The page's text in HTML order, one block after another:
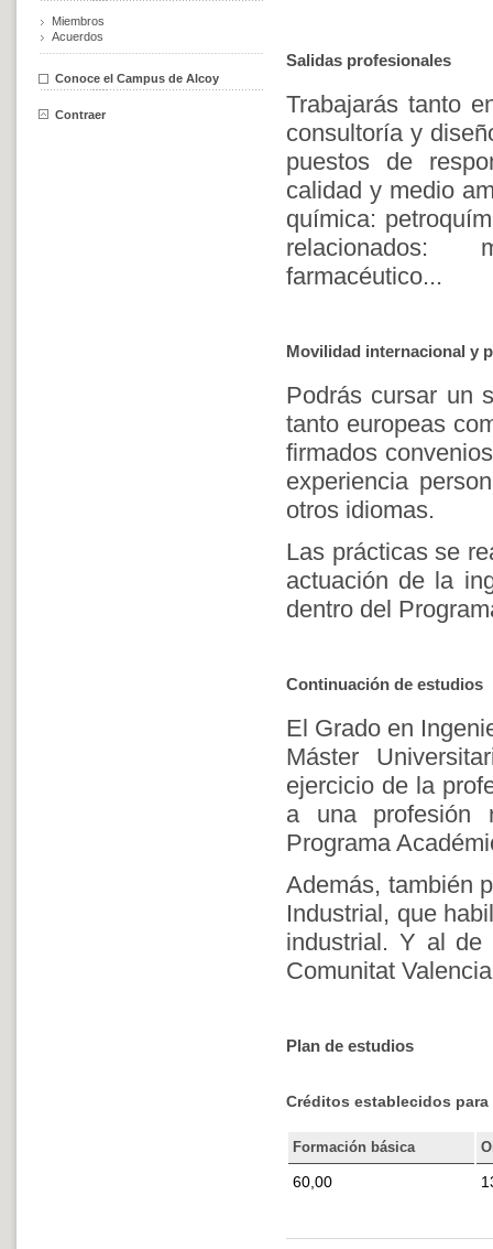
Miembros
Acuerdos
Conoce el Campus de Alcoy
Contraer
Salidas profesionales
Trabajarás tanto
consultoría y
puestos de
calidad y medio
química:
relacionados:
farmacéutico...
Movilidad internacional y
Podrás cursar un
tanto europeas
firmados
experiencia
otros idiomas.
Las prácticas se
actuación de la
dentro del
Continuación de estudios
El Grado en
Máster
ejercicio de la
a una profesión
Programa
Además, también
Industrial, que
industrial. Y al de
Comunitat
Plan de estudios
Créditos establecidos
Formación básica
60,00